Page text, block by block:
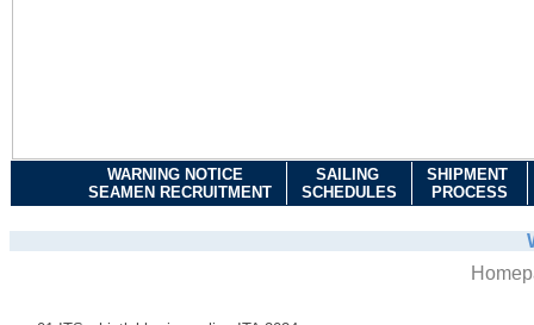
WARNING NOTICE
SEAMEN RECRUITMENT
SAILING
SCHEDULES
SHIPMENT
PROCESS